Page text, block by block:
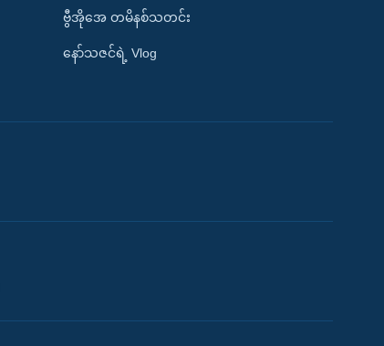
ဗွီအိုအေ တမိနစ်သတင်း
နော်သဇင်ရဲ့ Vlog